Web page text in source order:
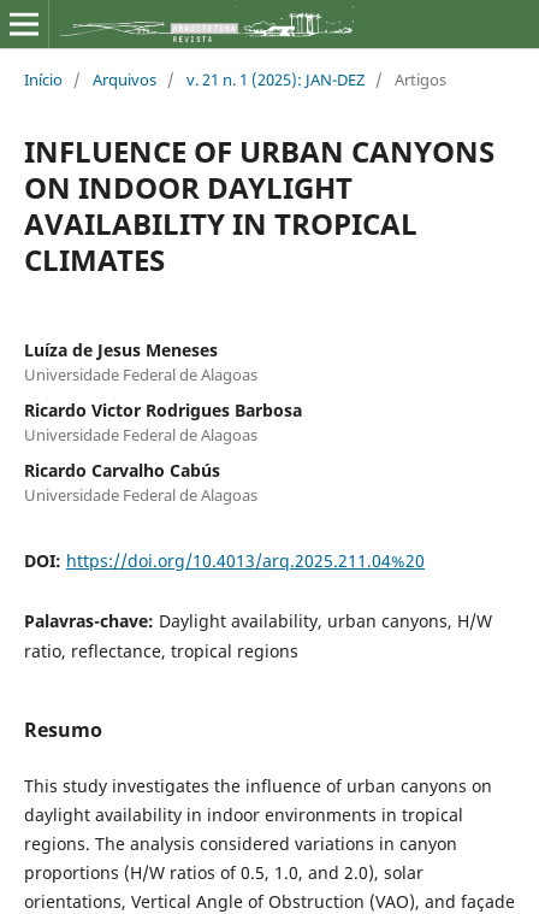
Início / Arquivos / v. 21 n. 1 (2025): JAN-DEZ / Artigos
INFLUENCE OF URBAN CANYONS
ON INDOOR DAYLIGHT
AVAILABILITY IN TROPICAL
CLIMATES
Luíza de Jesus Meneses
Universidade Federal de Alagoas
Ricardo Victor Rodrigues Barbosa
Universidade Federal de Alagoas
Ricardo Carvalho Cabús
Universidade Federal de Alagoas
DOI: https://doi.org/10.4013/arq.2025.211.04%20
Palavras-chave: Daylight availability, urban canyons, H/W
ratio, reflectance, tropical regions
Resumo
This study investigates the influence of urban canyons on
daylight availability in indoor environments in tropical
regions. The analysis considered variations in canyon
proportions (H/W ratios of 0.5, 1.0, and 2.0), solar
orientations, Vertical Angle of Obstruction (VAO), and façade